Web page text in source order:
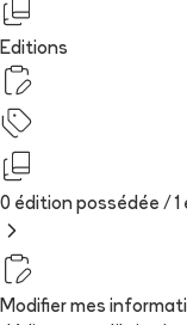
Editions
0 édition possédée / 1
Modifier mes